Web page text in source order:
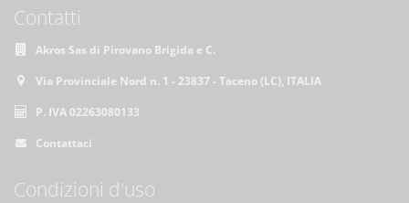
Contatti
Akros Sas di Pirovano Brigida e C.
Via Provinciale Nord n. 1 - 23837 - Taceno (LC), ITALIA
P. IVA 02263080133
Contattaci
Condizioni d'uso